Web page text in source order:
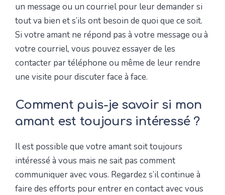
un message ou un courriel pour leur demander si
tout va bien et s’ils ont besoin de quoi que ce soit.
Si votre amant ne répond pas à votre message ou à
votre courriel, vous pouvez essayer de les
contacter par téléphone ou même de leur rendre
une visite pour discuter face à face.
Comment puis-je savoir si mon
amant est toujours intéressé ?
Il est possible que votre amant soit toujours
intéressé à vous mais ne sait pas comment
communiquer avec vous. Regardez s’il continue à
faire des efforts pour entrer en contact avec vous